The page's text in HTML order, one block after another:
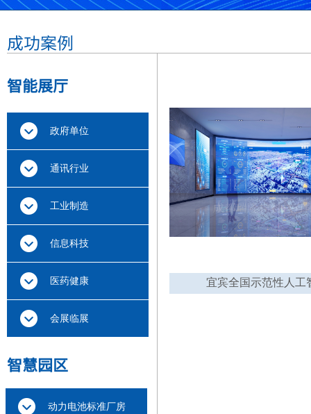
成功案例
宜宾全国示范性人工
智能展厅
政府单位
通讯行业
工业制造
信息科技
医药健康
会展临展
智慧园区
动力电池标准厂房